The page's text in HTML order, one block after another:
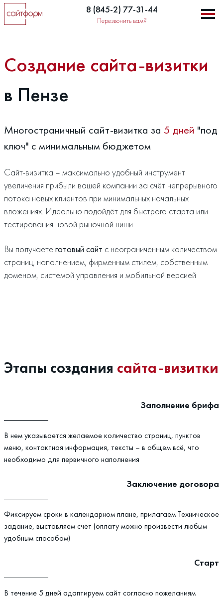
8 (845-2) 77-31-44
Перезвонить вам?
Создание сайта-визитки
в Пензе
Многостраничный сайт-визитка за 5 дней "под
ключ" с минимальным бюджетом
Сайт-визитка – максимально удобный инструмент
увеличения прибыли вашей компании за счёт непрерывного
потока новых клиентов при минимальных начальных
вложениях. Идеально подойдёт для быстрого старта или
тестирования новой рыночной ниши
Вы получаете готовый сайт с неограниченным количеством
страниц, наполнением, фирменным стилем, собственным
доменом, системой управления и мобильной версией
Этапы создания сайта-визитки
Заполнение брифа
В нем указывается желаемое количество страниц, пунктов
меню, контактная информация, тексты – в общем всё, что
необходимо для первичного наполнения
Заключение договора
Фиксируем сроки в календарном плане, прилагаем Техническое
задание, выставляем счёт (оплату можно произвести любым
удобным способом)
Старт
В течение 5 дней адаптируем сайт согласно пожеланиям